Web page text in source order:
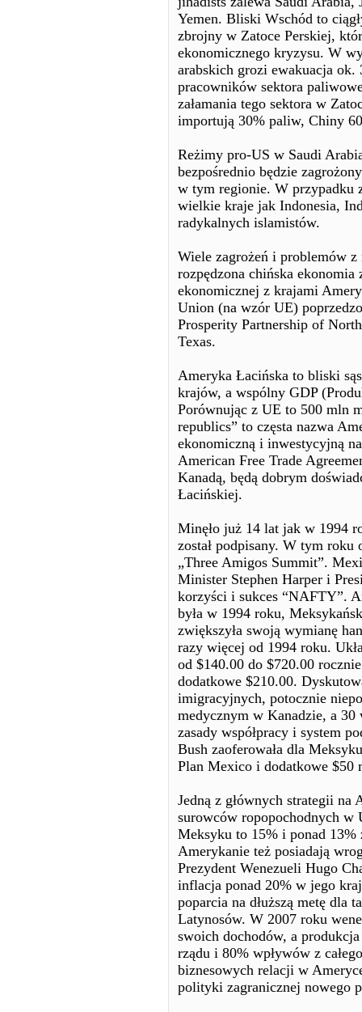
Yemen. Bliski Wschód to
zbrojny w Zatoce Perskiej,
ekonomicznego kryzysu. W
arabskich grozi ewakuacja
pracowników sektora
załamania tego sektora w
importują 30% paliw, Chiny
Reżimy pro-US w Saudi
bezpośrednio będzie
w tym regionie. W przypadku
wielkie kraje jak Indonesia,
radykalnych islamistów.
Wiele zagrożeń i problemów
rozpędzona chińska
ekonomicznej z krajami
Union (na wzór UE)
Prosperity Partnership of
Texas.
Ameryka Łacińska to bliski
krajów, a wspólny GDP
Porównując z UE to 500 mln
republics” to częsta nazwa
ekonomiczną i inwestycyjną
American Free Trade
Kanadą, będą dobrym
Łacińskiej.
Minęło już 14 lat jak w 1994
został podpisany. W tym
„Three Amigos Summit”.
Minister Stephen Harper i
korzyści i sukces “NAFTY”.
była w 1994 roku,
zwiększyła swoją wymianę
razy więcej od 1994 roku.
od $140.00 do $720.00
dodatkowe $210.00.
imigracyjnych, potocznie
medycznym w Kanadzie, a
zasady współpracy i system
Bush zaoferowała dla
Plan Mexico i dodatkowe $50
Jedną z głównych strategii na
surowców ropopochodnych
Meksyku to 15% i ponad
Amerykanie też posiadają
Prezydent Wenezueli Hugo
inflacja ponad 20% w jego
poparcia na dłuższą metę dla
Latynosów. W 2007 roku
swoich dochodów, a
rządu i 80% wpływów z
biznesowych relacji w
polityki zagranicznej nowego